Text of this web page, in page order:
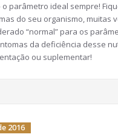
parâmetro ideal sempre!
do seu organismo, muitas
“normal” para os
da deficiência desse
ou suplementar!
2016